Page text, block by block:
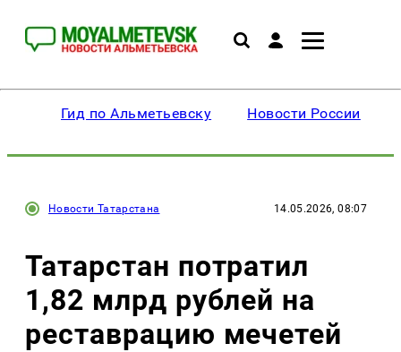
Гид по Альметьевску Новости России
Новости Татарстана 14.05.2026, 08:07
Татарстан потратил
1,82 млрд рублей на
реставрацию мечетей